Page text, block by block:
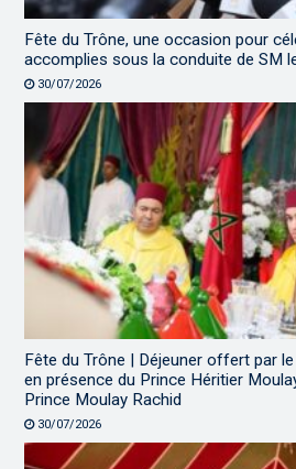
Fête du Trône, une occasion pour
accomplies sous la conduite de SM
30/07/2026
Fête du Trône | Déjeuner offert par
en présence du Prince Héritier
Prince Moulay Rachid
30/07/2026